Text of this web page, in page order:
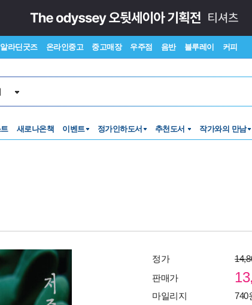
알라딘굿즈 온라인중고 중고매장 우주점 음반 블루레이 커피
새로나온책 이벤트 정가인하도서 추천도서 작가와의 만남
정가
판매가
마일리지
740